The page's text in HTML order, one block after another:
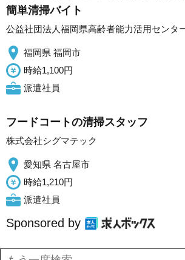
簡単清掃バイト
公益社団法人福岡県高齢者能力活用センタ
福岡県 福岡市
時給1,100円
派遣社員
フードコートの清掃スタッフ
株式会社シグマテック
愛知県 名古屋市
時給1,210円
派遣社員
Sponsored by